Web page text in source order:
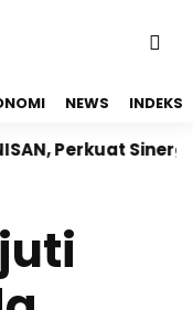
NEWS INDEKS
Sinergi